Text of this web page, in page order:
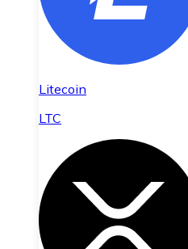
Litecoin
LTC